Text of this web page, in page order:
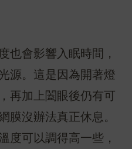
也會影響入眠時間，
源。這是因為開著燈
再加上闔眼後仍有可
膜沒辦法真正休息。
度可以調得高一些，